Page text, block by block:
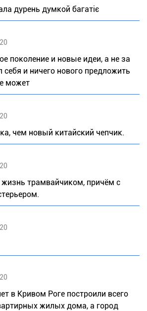
дурень думкой багатіє
поколение и новые идеи, а не за
себя и ничего нового предложить
может
чем новый китайский чепчик.
трамвайчиком, причём с
в Кривом Роге построили всего
жилых дома, а город